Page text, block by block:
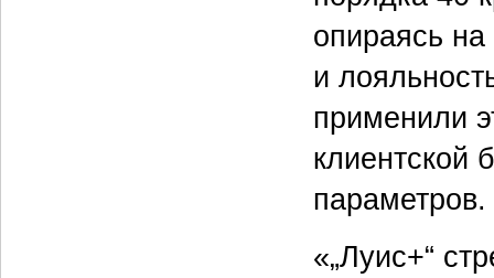
опираясь
и
применили
клиентской
параметров.
«„Луис+“